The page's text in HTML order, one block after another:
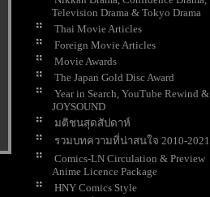
Television Drama & Tokyo Drama
Thai Movie Articles
Foreign Movie Articles
Movie Awards
The Japan Gold Disc Award
Year in Search, YouTube Rewind &
JOYSOUND
มติชนสุดสัปดาห์
รวมบทความที่น่าสนใจ 2010-2021
Comics-LN Circulation & Preview
Anime Licence Package
HNY Comics Style